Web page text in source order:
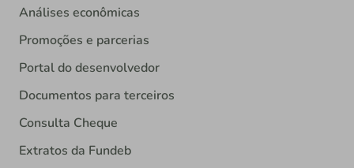
Análises econômicas
Promoções e parcerias
Portal do desenvolvedor
Documentos para terceiros
Consulta Cheque
Extratos da Fundeb